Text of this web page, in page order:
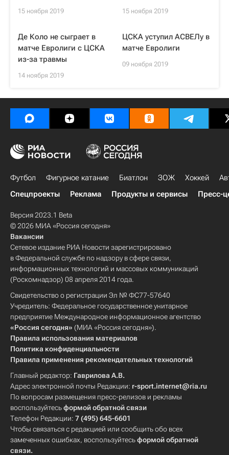
15 ноября 2019 15 ноября 2019
Де Коло не сыграет в
матче Евролиги с ЦСКА
из-за травмы
14 ноября 2019
ЦСКА уступил АСВЕЛу в
матче Евролиги
09 ноября 2019
Футбол Фигурное катание Биатлон ЗОЖ Хоккей
Спецпроекты
Реклама Продукты и сервисы Пресс-
Версия 2023.1 Beta
© 2026 МИА «Россия сегодня»
Вакансии
Сетевое издание РИА Новости зарегистрировано
в Федеральной службе по надзору в сфере связи,
информационных технологий и массовых коммуникаций
(Роскомнадзор) 08 апреля 2014 года.
Свидетельство о регистрации Эл № ФС77-57640
Учредитель: Федеральное государственное унитарное
предприятие Международное информационное агентство
«Россия сегодня» (МИА «Россия сегодня»).
Правила использования материалов
Политика конфиденциальности
Правила применения рекомендательных технологий
Главный редактор: Гаврилова А.В.
Адрес электронной почты Редакции: r-sport.internet@ria.ru
По вопросам размещения пресс-релизов и рекламы
воспользуйтесьформой обратной связи
Телефон Редакции: 7 (495) 645-6601
Чтобы связаться с редакцией или сообщить обо всех
замеченных ошибках, воспользуйтесьформой обратной
связи.